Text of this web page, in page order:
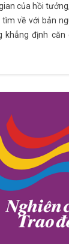
của hồi
về với bản
khẳng định